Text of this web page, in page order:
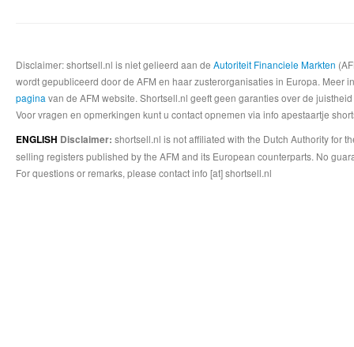
Disclaimer: shortsell.nl is niet gelieerd aan de Autoriteit Financiele Markten
wordt gepubliceerd door de AFM en haar zusterorganisaties in Europa.
pagina van de AFM website. Shortsell.nl geeft geen garanties over de
Voor vragen en opmerkingen kunt u contact opnemen via info apestaartje
ENGLISH Disclaimer: shortsell.nl is not affiliated with the Dutch Authority for
selling registers published by the AFM and its European counterparts. No
For questions or remarks, please contact info [at] shortsell.nl